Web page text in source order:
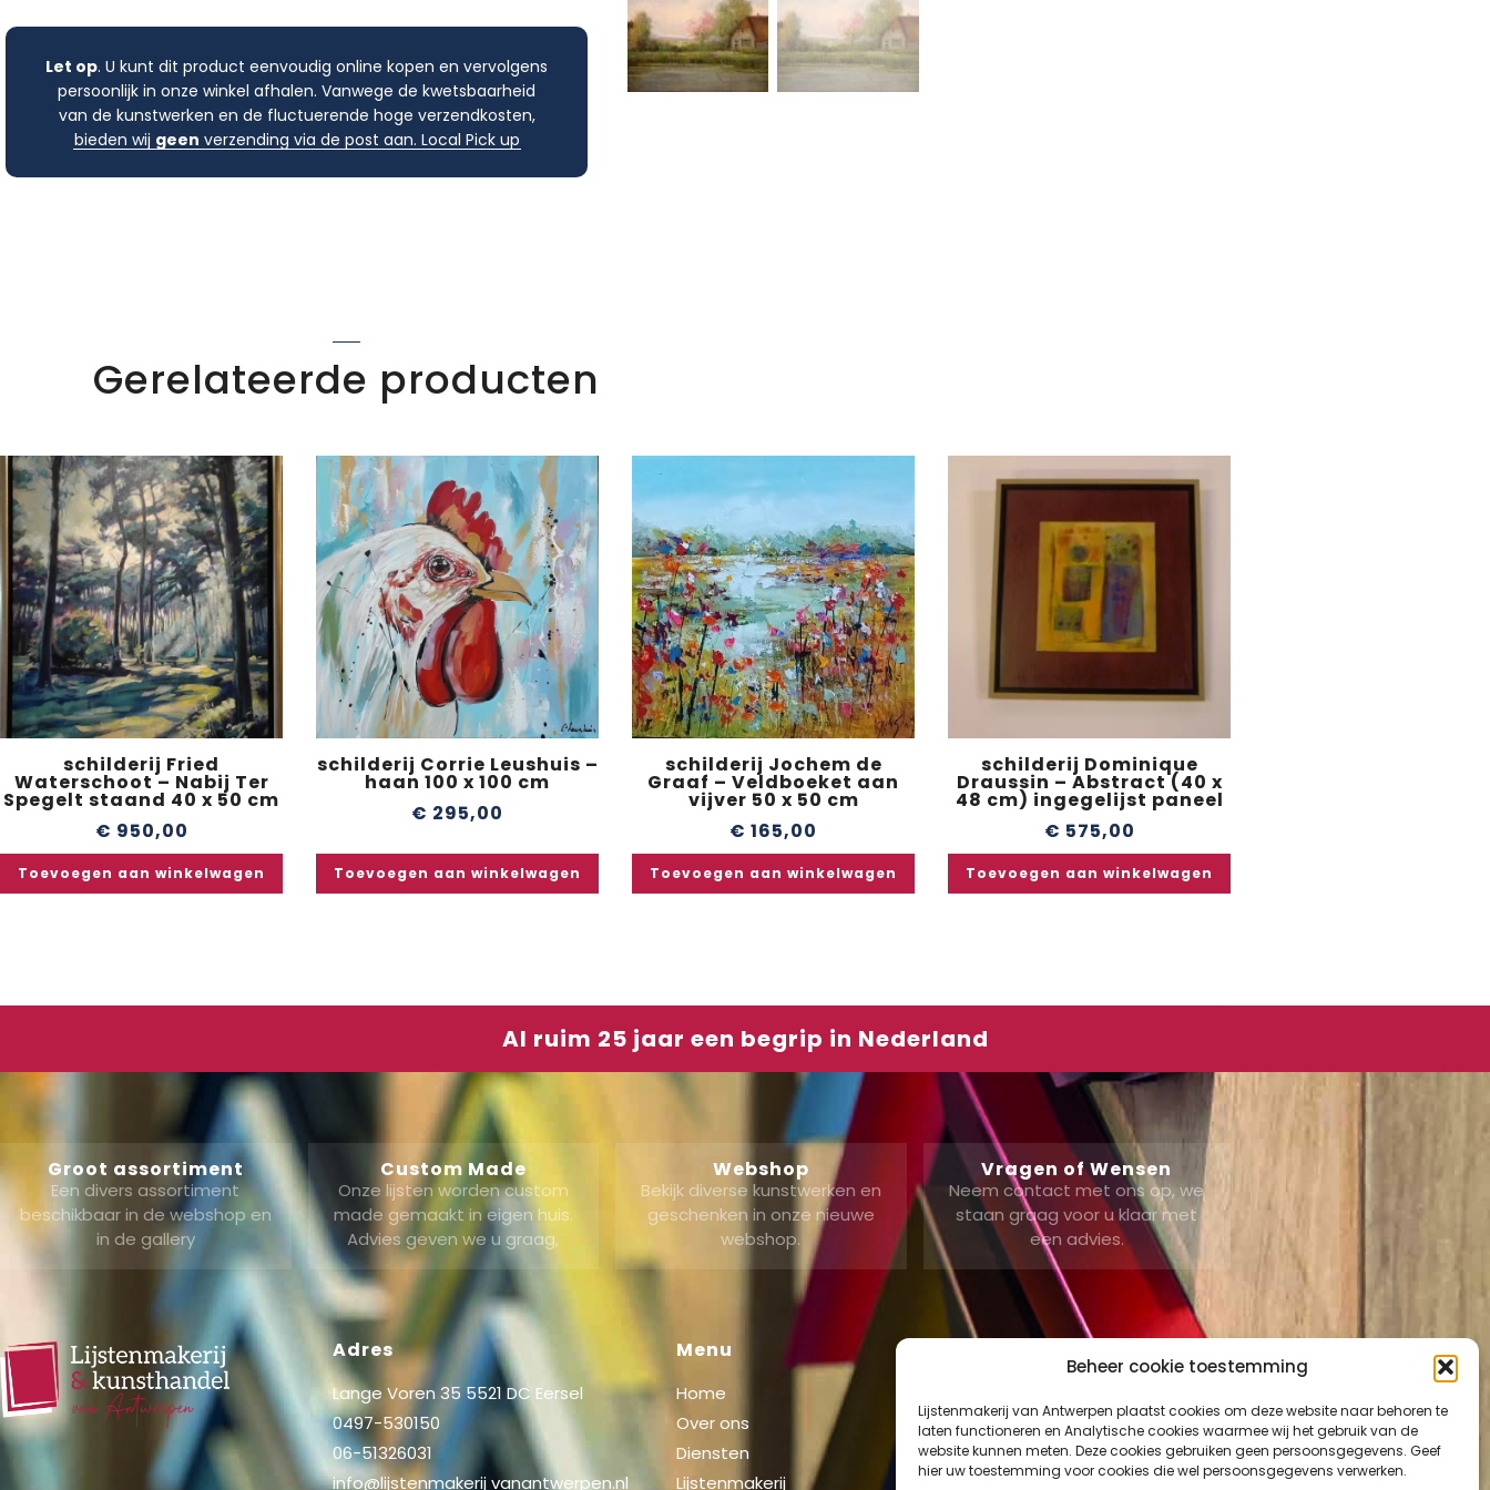
Beheer cookie toestemming
Lijstenmakerij van Antwerpen plaatst cookies om deze website naar behoren te
laten functioneren en Analytische cookies waarmee wij het gebruik van de
website kunnen meten. Deze cookies gebruiken geen persoonsgegevens. Geef
hier uw toestemming voor cookies die wel persoonsgegevens verwerken.
Let op. U kunt dit product eenvoudig online kopen en vervolgens
persoonlijk in onze winkel afhalen. Vanwege de kwetsbaarheid
van de kunstwerken en de fluctuerende hoge verzendkosten,
bieden wij geen verzending via de post aan. Local Pick up
Gerelateerde producten
schilderij Fried
Waterschoot – Nabij Ter
Spegelt staand 40 x 50 cm
€ 950,00
Toevoegen aan winkelwagen
schilderij Corrie Leushuis –
haan 100 x 100 cm
€ 295,00
Toevoegen aan winkelwagen
schilderij Jochem de
Graaf – Veldboeket aan
vijver 50 x 50 cm
€ 165,00
Toevoegen aan winkelwagen
schilderij Dominique
Draussin – Abstract (40 x
48 cm) ingegelijst paneel
€ 575,00
Toevoegen aan winkelwagen
Al ruim 25 jaar een begrip in Nederland
Groot assortiment
Een divers assortiment
beschikbaar in de webshop en
in de gallery
Custom Made
Onze lijsten worden custom
made gemaakt in eigen huis.
Advies geven we u graag,
Webshop
Bekijk diverse kunstwerken en
geschenken in onze nieuwe
webshop.
Vragen of Wensen
Neem contact met ons op, we
staan graag voor u klaar met
een advies.
Adres
Lange Voren 35 5521 DC Eersel
0497-530150
06-51326031
info@lijstenmakerij vanantwerpen.nl
Menu
Home
Over ons
Diensten
Lijstenmakerij
Mijn account
Winkelmand